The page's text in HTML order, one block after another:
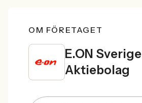
OM FÖRETAGET
E.ON Sverige
Aktiebolag